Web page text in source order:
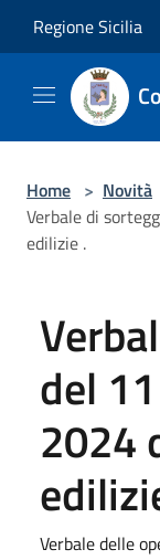
Regione Sicilia
Home > Novità
Verbale di
edilizie .
del
2024
Verbale delle